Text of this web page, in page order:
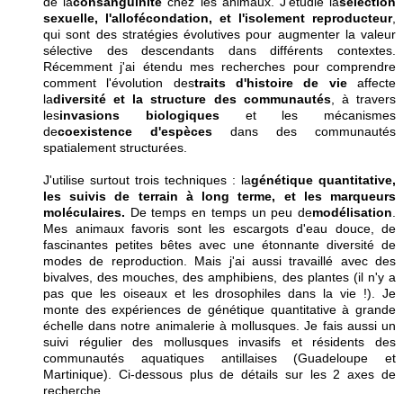
sexuelle, l'allofécondation, et l'isolement reproducteur,
qui sont des stratégies évolutives pour augmenter la valeur
sélective des descendants dans différents contextes.
Récemment j'ai étendu mes recherches pour comprendre
comment l'évolution destraits d'histoire de vieaffecte
ladiversité et la structure des communautés, à travers
lesinvasions biologiqueset les mécanismes
decoexistence d'espèces dans des communautés
spatialement structurées.
J'utilise surtout trois techniques : lagénétique quantitative,
les suivis de terrain à long terme, et les marqueurs
moléculaires. De temps en temps un peu demodélisation
Mes animaux favoris sont les escargots d'eau douce, de
fascinantes petites bêtes avec une étonnante diversité de
modes de reproduction. Mais j'ai aussi travaillé avec des
bivalves, des mouches, des amphibiens, des plantes (il n'y a
pas que les oiseaux et les drosophiles dans la vie !). Je
monte des expériences de génétique quantitative à grande
échelle dans notre animalerie à mollusques. Je fais aussi un
suivi régulier des mollusques invasifs et résidents des
communautés aquatiques antillaises (Guadeloupe et
Martinique). Ci-dessous plus de détails sur les 2 axes de
recherche